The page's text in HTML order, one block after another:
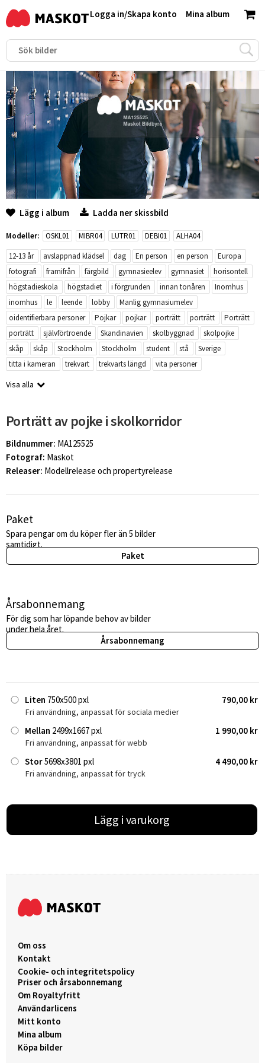
Mina album
Logga in/Skapa konto
Lägg i album Ladda ner skissbild
Modeller: OSKL01 MIBR04 LUTR01 DEBI01
ALHA04
12-13 år
avslappnad klädsel dag En person en person
Europa
fotografi
framifrån färgbild gymnasieelev gymnasiet
horisontell
högstadieskola
högstadiet i förgrunden innan tonåren
Inomhus
inomhus
le leende lobby
Manlig gymnasiumelev
oidentifierbara personer
Pojkar pojkar porträtt porträtt
Porträtt
porträtt
självförtroende Skandinavien skolbyggnad
skolpojke
skåp
skåp Stockholm Stockholm student stå
Sverige
titta i kameran
trekvart trekvarts längd vita personer
Visa alla
Porträtt av pojke i skolkorridor
Bildnummer: MA125525
Fotograf: Maskot
Releaser: Modellrelease och propertyrelease
Paket
Spara pengar om du köper fler än 5 bilder
samtidigt.
Paket
Årsabonnemang
För dig som har löpande behov av bilder
under hela året.
Årsabonnemang
Liten 750x500 pxl 790,00 kr
Fri användning, anpassat för sociala medier
Mellan 2499x1667 pxl 1 990,00 kr
Fri användning, anpassat för webb
Stor5698x3801 pxl 4 490,00 kr
Fri användning, anpassat för tryck
Lägg i varukorg
Om oss
Kontakt
Cookie- och integritetspolicy
Priser och årsabonnemang
Om Royaltyfritt
Användarlicens
Mitt konto
Mina album
Köpa bilder